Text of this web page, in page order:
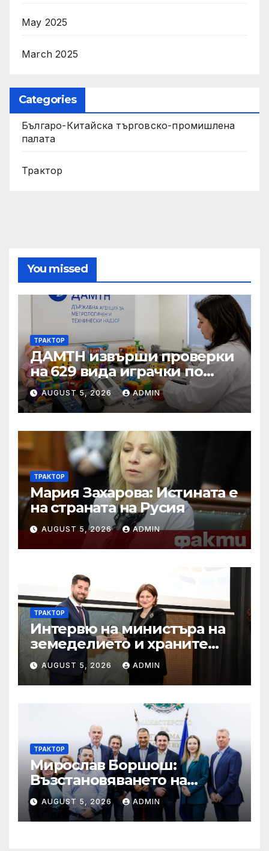
May 2025
March 2025
Categories
Българо-Китайска търговско-промишлена
палата
Трактор
You missed
ТРАКТОР
ДАМТН извърши проверки
на 629 вида играчки по
повод Деня на детето
AUGUST 5, 2026 ADMIN
ТРАКТОР
Мария Захарова: Истината е
на страната на Русия
AUGUST 5, 2026 ADMIN
ТРАКТОР
Интервю на министъра на
земеделието и храните
Пламен Абровски в
предаването “Денят ON
AIR” по Bulgaria on air
AUGUST 5, 2026 ADMIN
ТРАКТОР
Мирослав Боршош:
Възстановяването на
входящия туризъм е
стратегически приоритет
AUGUST 5, 2026 ADMIN